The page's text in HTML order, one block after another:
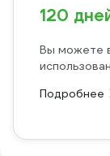
120
Вы можете
использован
Подробнее